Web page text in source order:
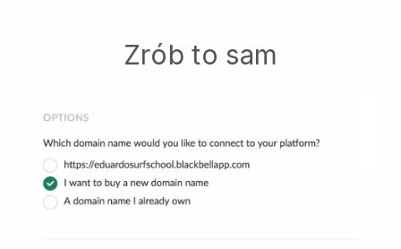
Zrób to sam